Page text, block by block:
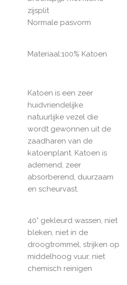
zijsplit
Normale pasvorm
Materiaal:100% Katoen
Katoen is een zeer
huidvriendelijke
natuurlijke vezel die
wordt gewonnen uit de
zaadharen van de
katoenplant. Katoen is
ademend, zeer
absorberend, duurzaam
en scheurvast.
40° gekleurd wassen, niet
bleken, niet in de
droogtrommel, strijken op
middelhoog vuur, niet
chemisch reinigen